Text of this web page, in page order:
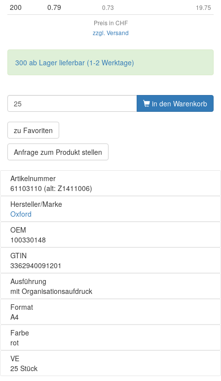
200 0.79 0.73
19.75
Preis in CHF
zzgl. Versand
300 ab Lager lieferbar (1-2 Werktage)
in den Warenkorb
zu Favoriten
Anfrage zum Produkt stellen
Artikelnummer
61103110 (alt: Z1411006)
Hersteller/Marke
Oxford
OEM
100330148
GTIN
3362940091201
Ausführung
mit Organisationsaufdruck
Format
A4
Farbe
rot
VE
25 Stück